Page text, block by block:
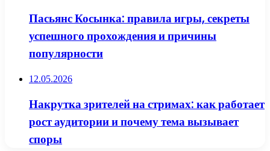
Пасьянс Косынка: правила игры, секреты
успешного прохождения и причины
популярности
12.05.2026
Накрутка зрителей на стримах: как работает
рост аудитории и почему тема вызывает
споры